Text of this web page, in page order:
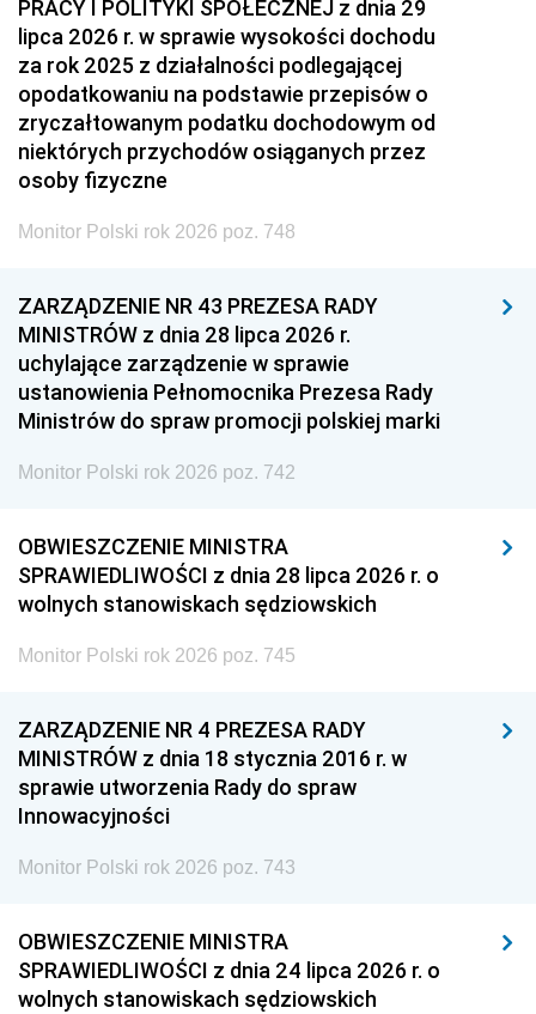
PRACY I POLITYKI SPOŁECZNEJ z dnia 29
lipca 2026 r. w sprawie wysokości dochodu
za rok 2025 z działalności podlegającej
opodatkowaniu na podstawie przepisów o
zryczałtowanym podatku dochodowym od
niektórych przychodów osiąganych przez
osoby fizyczne
Monitor Polski rok 2026 poz. 748
ZARZĄDZENIE NR 43 PREZESA RADY
MINISTRÓW z dnia 28 lipca 2026 r.
uchylające zarządzenie w sprawie
ustanowienia Pełnomocnika Prezesa Rady
Ministrów do spraw promocji polskiej marki
Monitor Polski rok 2026 poz. 742
OBWIESZCZENIE MINISTRA
SPRAWIEDLIWOŚCI z dnia 28 lipca 2026 r. o
wolnych stanowiskach sędziowskich
Monitor Polski rok 2026 poz. 745
ZARZĄDZENIE NR 4 PREZESA RADY
MINISTRÓW z dnia 18 stycznia 2016 r. w
sprawie utworzenia Rady do spraw
Innowacyjności
Monitor Polski rok 2026 poz. 743
OBWIESZCZENIE MINISTRA
SPRAWIEDLIWOŚCI z dnia 24 lipca 2026 r. o
wolnych stanowiskach sędziowskich